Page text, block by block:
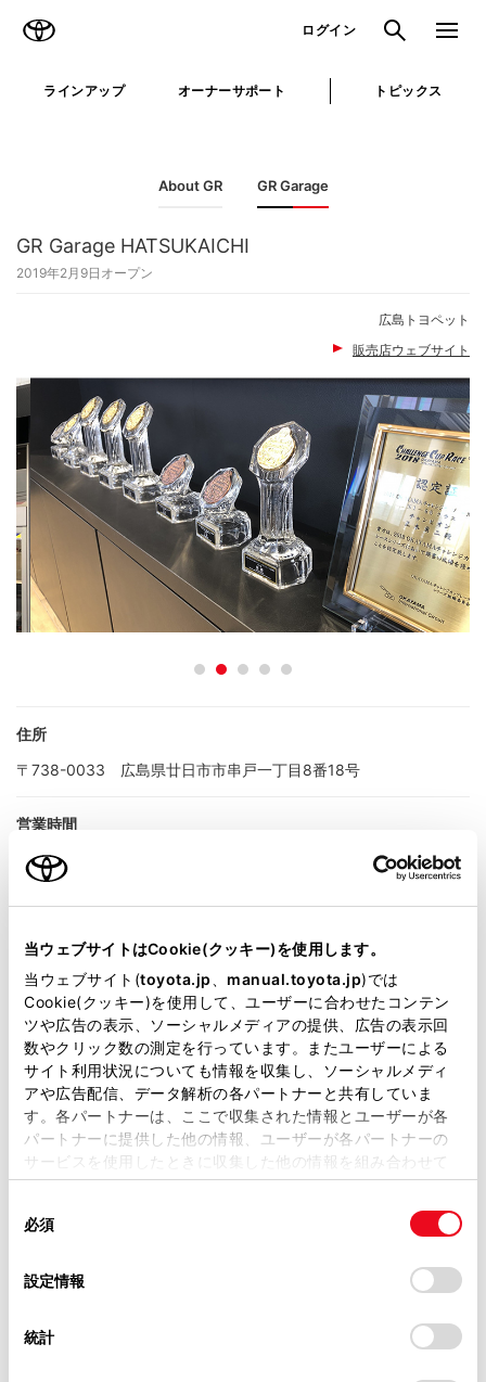
当ウェブサイトはCookie(クッキー)を使用します。
当ウェブサイト(toyota.jp manual.toyota.jp)では
Cookie(クッキー)を使用して、ユーザーに合わせたコンテン
ツや広告の表示、ソーシャルメディアの提供、広告の表示回
数やクリック数の測定を行っています。またユーザーによる
サイト利用状況についても情報を収集し、ソーシャルメディ
アや広告配信、データ解析の各パートナーと共有していま
す。各パートナーは、ここで収集された情報とユーザーが各
パートナーに提供した他の情報、ユーザーが各パートナーの
サービスを使用したときに収集した他の情報を組み合わせて
使用することがあります。当ウェブサイトの使用を続行する
デバイスにすべてのCookie(クッキー)が保存されることに同
意したことになります。Cookie(クッキー)のオプトアウト、
設定の変更、同意を撤回したりするにあたっては、当社の
「Cookie（クッキー）情報の取り扱いについて
」をご覧くだ
必須
設定情報
統計
ログイン 検索 メニュ
ラインアップ オーナーサポート トピックス
About GR GR Garage
GR Garage HATSUKAICHI
2019年2月9日オープン
広島トヨペット
販売店ウェブサイト
住所
〒738-0033 広島県廿日市市串戸一丁目8番18号
営業時間
新車・
サービス
サービス
毎週月曜日
お問い合わせ
TEL
0829-30-8603
FAX
0829-30-8633